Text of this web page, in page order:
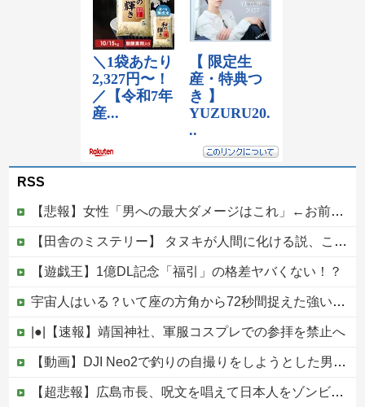
RSS
【悲報】女性「男への最大ダメージはこれ」←お前ら耐えられる？
【田舎のミステリー】 タヌキが人間に化ける説、これ多分マジ
【遊戯王】1億DL記念「福引」の格差ヤバくない！？
宇宙人はいる？いて座の方角から72秒間捉えた強い電波、50年間正体分からぬ「Wow！信号」他
|●|【速報】靖国神社、軍服コスプレでの参拝を禁止へ
【動画】DJI Neo2で釣りの自撮りをしようとした男の悲劇（ノ∇`）
【超悲報】広島市長、呪文を唱えて日本人をゾンビ化させていると非難されてしまう